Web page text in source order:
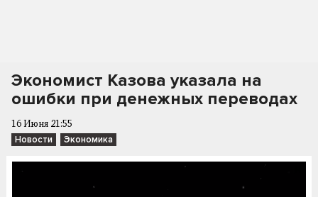
Экономист Казова указала на
ошибки при денежных переводах
16 Июня 21:55
Новости Экономика